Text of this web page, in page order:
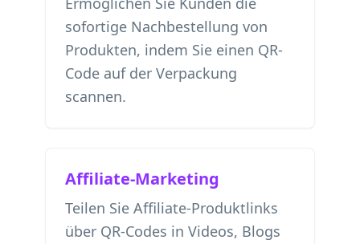
sofortige Nachbestellung von
Produkten, indem Sie einen QR-
Code auf der Verpackung
scannen.
Affiliate-Marketing
Teilen Sie Affiliate-Produktlinks
über QR-Codes in Videos, Blogs